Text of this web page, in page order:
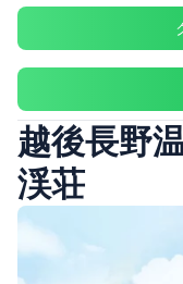
越後長野
渓荘